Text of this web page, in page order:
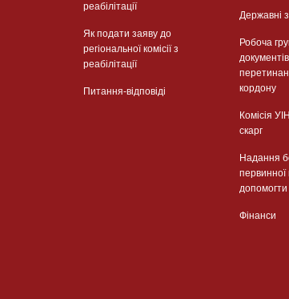
реабілітації
Як подати заяву до
регіональної комісії з
реабілітації
Питання-відповіді
Державні
Робоча
кордону
Комісія
скарг
Надання
первинної
допомогти
Фінанси